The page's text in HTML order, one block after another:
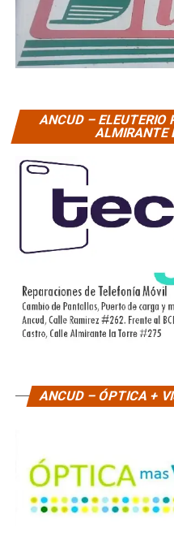
ANCUD –
ALMIRANTE
ANCUD – ÓPTICA +